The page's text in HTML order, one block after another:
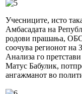
Учесниците, исто
Амбасадата на
родови прашања,
соочува регионот на
Анализа го
Матус Бабулик,
ангажманот во